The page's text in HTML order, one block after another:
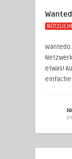
etwas!
einfache